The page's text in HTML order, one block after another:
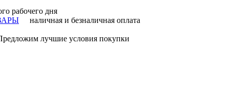
рабочего дня
наличная и безналичная оплата
лучшие условия покупки